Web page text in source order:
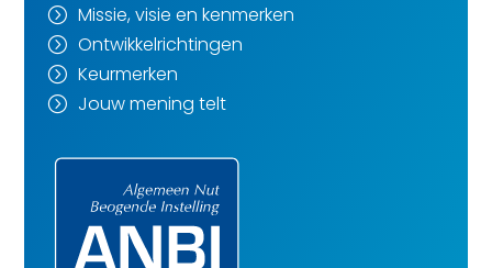
= Missie, visie en kenmerken
= Ontwikkelrichtingen
= Keurmerken
= Jouw mening telt